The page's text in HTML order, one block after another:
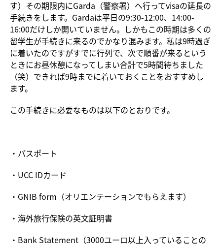
す）その期限内にGarda（警察署）へ行ってvisaの延長の
手続きをします。Gardaは平日の9:30-12:00、14:00-
16:00だけしか開いていません。しかもこの時期は多くの
留学生が手続きに来るのでかなり混みます。私は9時過ぎ
に着いたのですがすでに行列で、次で順番が来るという
ときにお昼休憩になってしまい合計で5時間待ちました
（笑）できれば9時までに着いておくことをおすすめし
ます。
この手続きに必要なものは以下のとおりです。
・パスポート
・UCC IDカード
・GNIB form（オリエンテーションでもらえます）
・海外旅行保険の英文証明書
・Bank Statement（3000ユーロ以上入っていることの